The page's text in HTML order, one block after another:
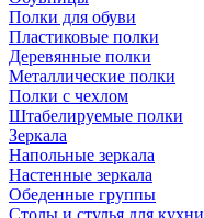
Полки для обуви
Пластиковые полки
Деревянные полки
Металлические полки
Полки с чехлом
Штабелируемые полки
Зеркала
Напольные зеркала
Настенные зеркала
Обеденные группы
Столы и стулья для кухни